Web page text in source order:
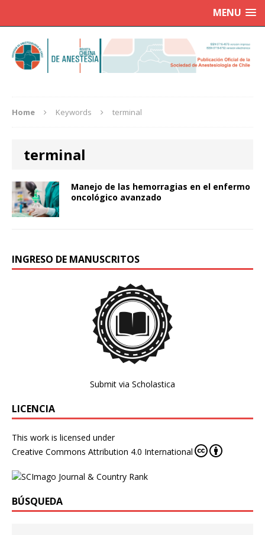
MENU
Home Keywords terminal
terminal
Manejo de las hemorragias en el enfermo
oncológico avanzado
INGRESO DE MANUSCRITOS
Submit via Scholastica
LICENCIA
This work is licensed under
Creative Commons Attribution 4.0 International
BÚSQUEDA